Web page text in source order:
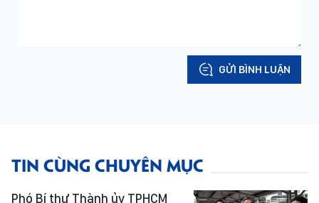
GỬI BÌNH LUẬN
TIN CÙNG CHUYÊN MỤC
Phó Bí thư Thành ủy TPHCM